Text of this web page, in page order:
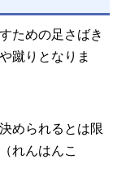
ための足さばき
蹴りとなりま
められるとは限
れんはんこ